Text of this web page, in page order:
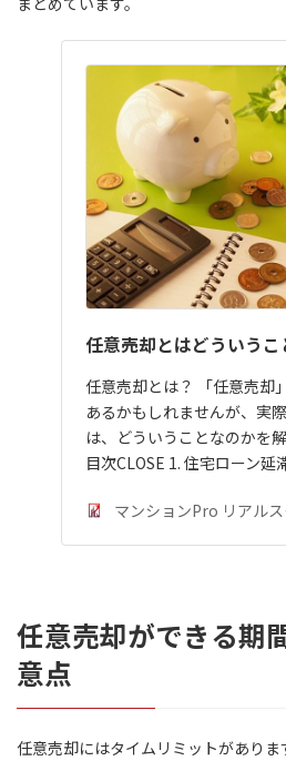
任意売却とはどういうこ
任意売却とは？ 「任意売却
あるかもしれませんが、実
は、どういうことなのか
目次CLOSE 1. 住宅ローン
マンションPro リアル
任意売却ができる期
意点
任意売却にはタイムリミットがありま